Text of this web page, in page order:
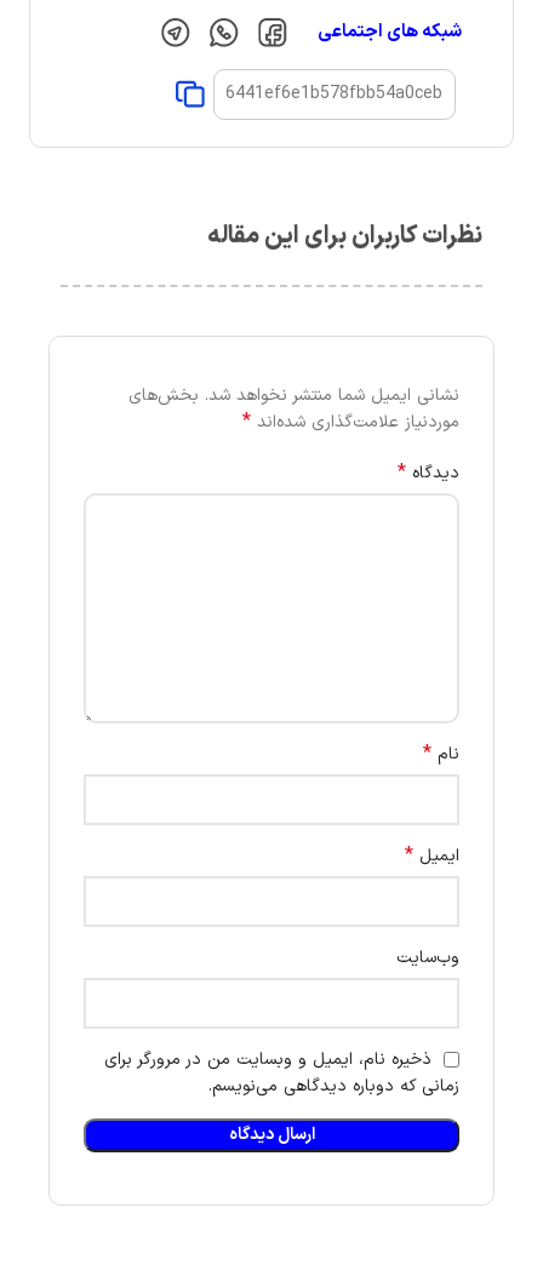
شبکه های اجتماعی
نظرات کاربران برای این مقاله
نشانی ایمیل شما منتشر نخواهد شد. بخش‌های
موردنیاز علامت‌گذاری شده‌اند *
دیدگاه *
نام *
ایمیل *
وب‌سایت
ذخیره نام، ایمیل و وبسایت من در مرورگر برای
زمانی که دوباره دیدگاهی می‌نویسم.